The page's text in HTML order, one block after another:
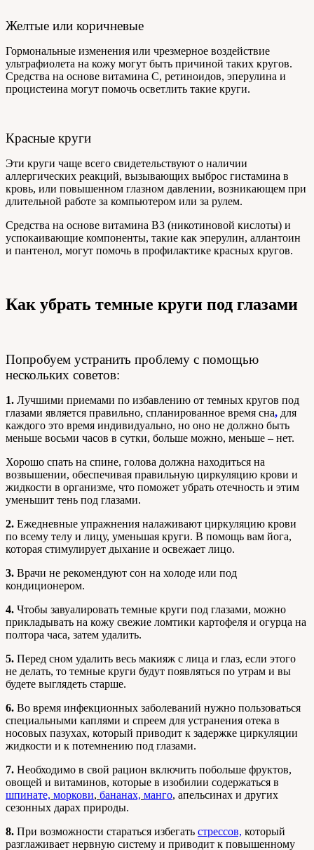
Желтые или коричневые
Гормональные изменения или чрезмерное воздействие
ультрафиолета на кожу могут быть причиной таких кругов.
Средства на основе витамина С, ретиноидов, эперулина и
процистеина могут помочь осветлить такие круги.
Красные круги
Эти круги чаще всего свидетельствуют о наличии
аллергических реакций, вызывающих выброс гистамина в
кровь, или повышенном глазном давлении, возникающем при
длительной работе за компьютером или за рулем.
Средства на основе витамина В3 (никотиновой кислоты) и
успокаивающие компоненты, такие как эперулин, аллантоин
и пантенол, могут помочь в профилактике красных кругов.
Как убрать темные круги под глазами
Попробуем устранить проблему с помощью
нескольких советов:
1. Лучшими приемами по избавлению от темных кругов под
глазами является правильно, спланированное время сна, для
каждого это время индивидуально, но оно не должно быть
меньше восьми часов в сутки, больше можно, меньше – нет.
Хорошо спать на спине, голова должна находиться на
возвышении, обеспечивая правильную циркуляцию крови и
жидкости в организме, что поможет убрать отечность и этим
уменьшит тень под глазами.
2. Ежедневные упражнения налаживают циркуляцию крови
по всему телу и лицу, уменьшая круги. В помощь вам йога,
которая стимулирует дыхание и освежает лицо.
3. Врачи не рекомендуют сон на холоде или под
кондиционером.
4. Чтобы завуалировать темные круги под глазами, можно
прикладывать на кожу свежие ломтики картофеля и огурца на
полтора часа, затем удалить.
5. Перед сном удалить весь макияж с лица и глаз, если этого
не делать, то темные круги будут появляться по утрам и вы
будете выглядеть старше.
6. Во время инфекционных заболеваний нужно пользоваться
специальными каплями и спреем для устранения отека в
носовых пазухах, который приводит к задержке циркуляции
жидкости и к потемнению под глазами.
7. Необходимо в свой рацион включить побольше фруктов,
овощей и витаминов, которые в изобилии содержаться в
шпинате, моркови, бананах, манго, апельсинах и других
сезонных дарах природы.
8. При возможности стараться избегать стрессов, который
разглаживает нервную систему и приводит к повышенному